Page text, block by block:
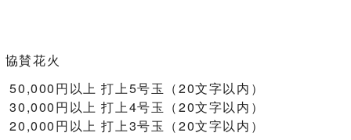
協賛花火
50,000円以上 打上5号玉（20文字以内）
30,000円以上 打上4号玉（20文字以内）
20,000円以上 打上3号玉（20文字以内）